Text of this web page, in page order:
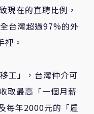
現在的直聘比例，
台灣超過97%的外
裡。
工」，台灣仲介可
取最高「一個月薪
每年2000元的「雇